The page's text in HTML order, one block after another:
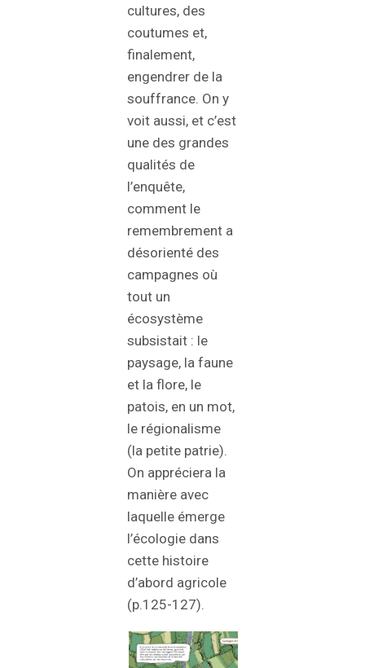
cultures, des
coutumes et,
finalement,
engendrer de la
souffrance. On y
voit aussi, et c’est
une des grandes
qualités de
l’enquête,
comment le
remembrement a
désorienté des
campagnes où
tout un
écosystème
subsistait : le
paysage, la faune
et la flore, le
patois, en un mot,
le régionalisme
(la petite patrie).
On appréciera la
manière avec
laquelle émerge
l’écologie dans
cette histoire
d’abord agricole
(p.125-127).